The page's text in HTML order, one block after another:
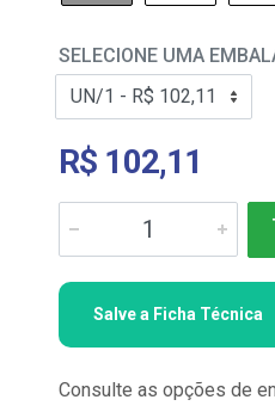
SELECIONE UMA
R$ 102,11
Salve a Ficha Técnica
Consulte as opções de